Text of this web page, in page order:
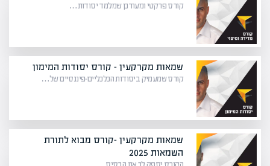
קורס פרקטי ומעודכן שמלמד יסודות…
שמאות מקרקעין – קורס יסודות המימון
קורס שמעמיק ביסודות הכלכליים-פיננסיים של…
שמאות מקרקעין -קורס מבוא לתורת
השמאות 2025